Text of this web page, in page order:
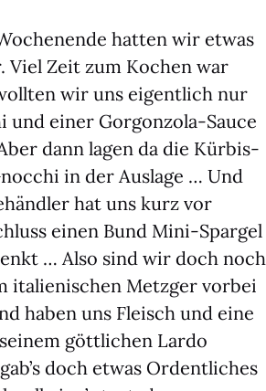
hat­ten wir etwas
Viel Zeit zum Kochen war
wir uns eigent­lich nur
und einer Gor­gon­zo­la-Sau­ce
dann lagen da die Kür­bis-
in der Aus­la­ge … Und
hat uns kurz vor
einen Bund Mini-Spar­gel
… Also sind wir doch noch
ita­lie­ni­schen Metz­ger vor­bei
haben uns Fleisch und eine
gött­li­chen Lar­do
doch etwas Ordent­li­ches